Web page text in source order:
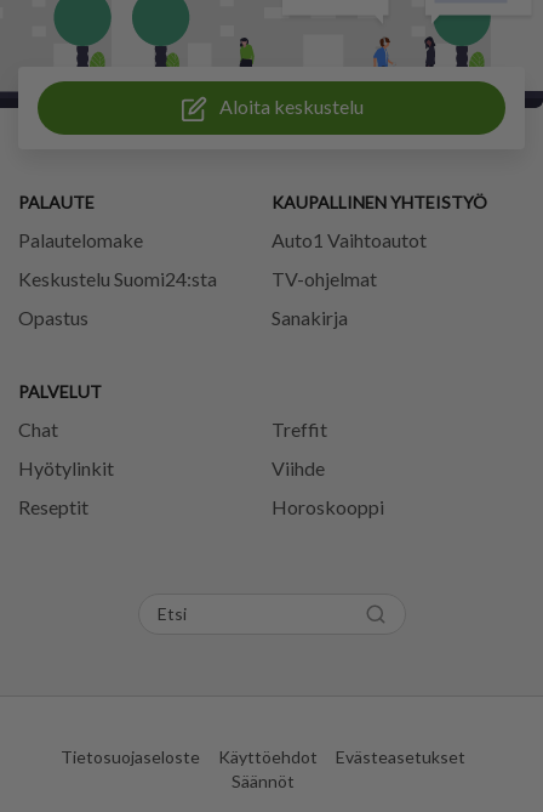
Aloita keskustelu
PALAUTE
Palautelomake
Keskustelu Suomi24:sta
Opastus
PALVELUT
Chat
Treffit
Hyötylinkit
Viihde
Reseptit
Horoskooppi
KAUPALLINEN YHTEISTYÖ
Auto1 Vaihtoautot
TV-ohjelmat
Sanakirja
Tietosuojaseloste Käyttöehdot
Evästeasetukset
Säännöt